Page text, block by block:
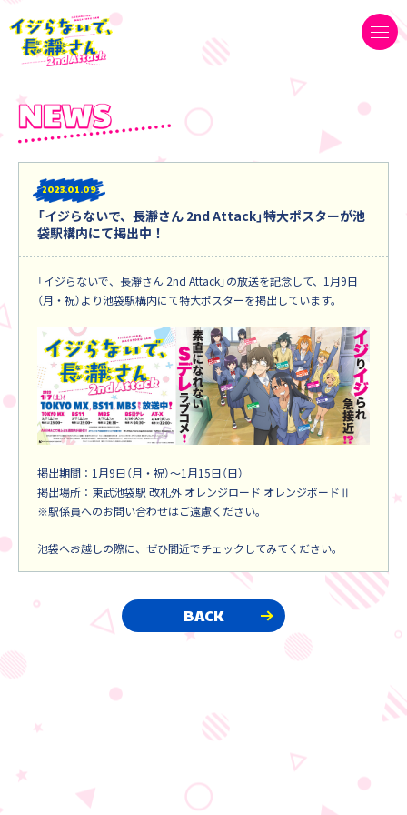
2023 01.09
「イジらないで、長瀞さん 2nd Attack」特大ポスターが池
袋駅構内にて掲出中！
「イジらないで、長瀞さん 2nd Attack」の放送を記念して、1月9日
（月・祝）より池袋駅構内にて特大ポスターを掲出しています。
掲出期間：1月9日（月・祝）～1月15日（日）
掲出場所：東武池袋駅 改札外 オレンジロード オレンジボードⅡ
※駅係員へのお問い合わせはご遠慮ください。
池袋へお越しの際に、ぜひ間近でチェックしてみてください。
BACK